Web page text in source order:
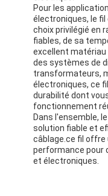
Pour les
électroniques, le fil
choix privilégié en
fiables, de sa
excellent matériau
des systèmes de
transformateurs,
électroniques, ce
durabilité dont
fonctionnement
Dans l'ensemble,
solution fiable et
câblage.ce fil offre
performance pour
et électroniques.